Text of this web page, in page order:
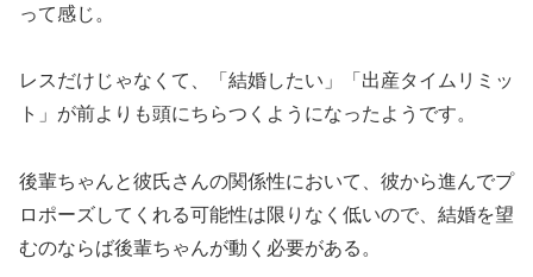
って感じ。
レスだけじゃなくて、「結婚したい」「出産タイムリミッ
ト」が前よりも頭にちらつくようになったようです。
後輩ちゃんと彼氏さんの関係性において、彼から進んでプ
ロポーズしてくれる可能性は限りなく低いので、結婚を望
むのならば後輩ちゃんが動く必要がある。